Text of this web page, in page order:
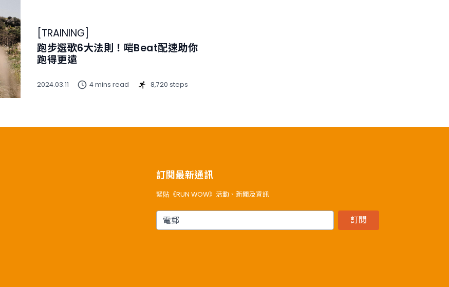
TRAINING
跑步選歌6大法則！啱Beat配速助你
跑得更遠
2024.03.11 4 mins read 8,720 steps
訂閱最新通訊
緊貼《RUN WOW》活動、新聞及資訊
電郵 訂閱